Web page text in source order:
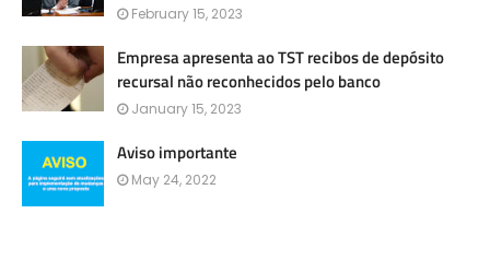
February 15, 2023
Empresa apresenta ao TST recibos de depósito
recursal não reconhecidos pelo banco
January 15, 2023
Aviso importante
May 24, 2022